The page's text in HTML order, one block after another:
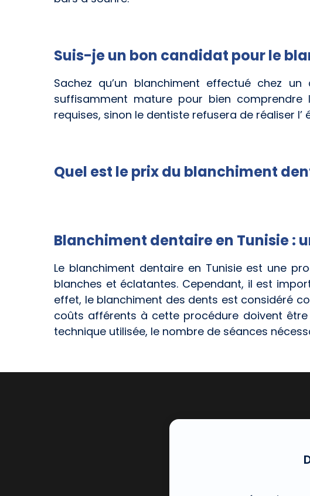
Suis-je un bon candidat pour le
Sachez qu’un blanchiment effectué chez
suffisamment mature pour bien
requises, sinon le dentiste refusera de réaliser
Quel est le prix du blanchiment
Blanchiment dentaire en Tunisie :
Le blanchiment dentaire en Tunisie est une
blanches et éclatantes. Cependant, il est
effet, le blanchiment des dents est considéré
coûts afférents à cette procédure doivent
technique utilisée, le nombre de séances